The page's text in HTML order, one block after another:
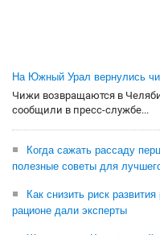
На Южный Урал вернулись
Чижи возвращаются в
сообщили в пресс-службе...
Когда сажать рассаду
полезные советы для
Как снизить риск
рационе дали эксперты